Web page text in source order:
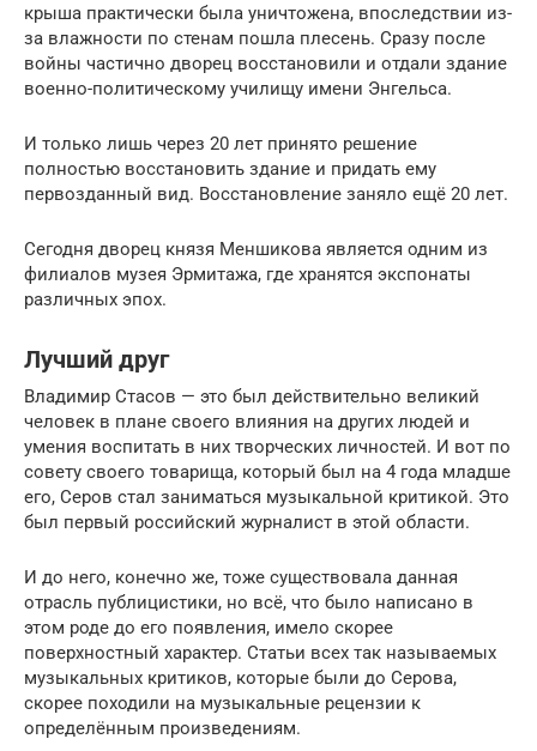
крыша практически была уничтожена, впоследствии из-
за влажности по стенам пошла плесень. Сразу после
войны частично дворец восстановили и отдали здание
военно-политическому училищу имени Энгельса.
И только лишь через 20 лет принято решение
полностью восстановить здание и придать ему
первозданный вид. Восстановление заняло ещё 20 лет.
Сегодня дворец князя Меншикова является одним из
филиалов музея Эрмитажа, где хранятся экспонаты
различных эпох.
Лучший друг
Владимир Стасов — это был действительно великий
человек в плане своего влияния на других людей и
умения воспитать в них творческих личностей. И вот по
совету своего товарища, который был на 4 года младше
его, Серов стал заниматься музыкальной критикой. Это
был первый российский журналист в этой области.
И до него, конечно же, тоже существовала данная
отрасль публицистики, но всё, что было написано в
этом роде до его появления, имело скорее
поверхностный характер. Статьи всех так называемых
музыкальных критиков, которые были до Серова,
скорее походили на музыкальные рецензии к
определённым произведениям.